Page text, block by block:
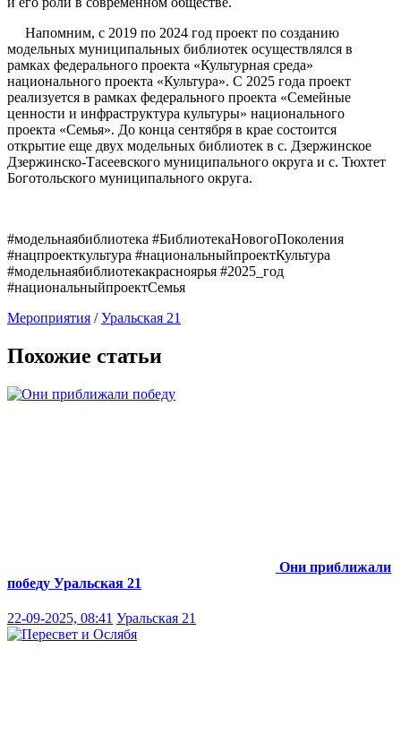
Напомним, с 2019 по 2024 год проект по созданию
модельных муниципальных библиотек осуществлялся в
рамках федерального проекта «Культурная среда»
национального проекта «Культура». С 2025 года проект
реализуется в рамках федерального проекта «Семейные
ценности и инфраструктура культуры» национального
проекта «Семья». До конца сентября в крае состоится
открытие еще двух модельных библиотек в с. Дзержинское
Дзержинско-Тасеевского муниципального округа и с. Тюхтет
Боготольского муниципального округа.
#модельнаябиблиотека #БиблиотекаНовогоПоколения
#нацпроекткультура #национальныйпроектКультура
#модельнаябиблиотекакрасноярья #2025_год
#национальныйпроектСемья
Мероприятия /Уральская 21
Похожие статьи
Они приближали
победу Уральская 21
22-09-2025, 08:41 Уральская 21